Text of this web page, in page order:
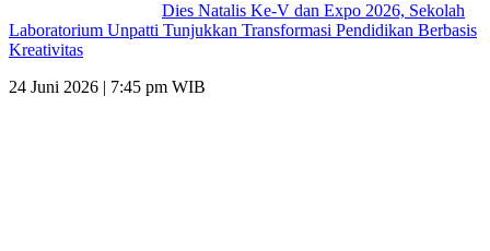
Dies Natalis Ke-V dan Expo 2026, Sekolah
Laboratorium Unpatti Tunjukkan Transformasi Pendidikan Berbasis
Kreativitas
24 Juni 2026 | 7:45 pm WIB